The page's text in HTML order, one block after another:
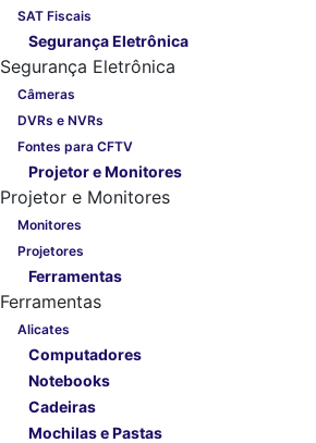
SAT Fiscais
Segurança Eletrônica
Segurança Eletrônica
Câmeras
DVRs e NVRs
Fontes para CFTV
Projetor e Monitores
Projetor e Monitores
Monitores
Projetores
Ferramentas
Ferramentas
Alicates
Computadores
Notebooks
Cadeiras
Mochilas e Pastas